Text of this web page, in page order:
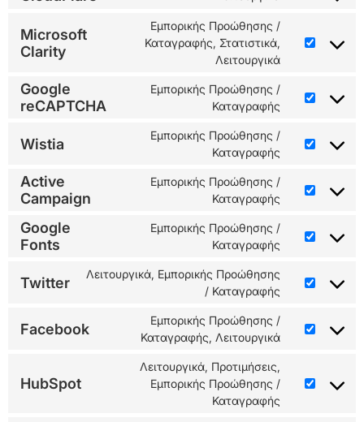
Microsoft
Clarity
Εμπορικής Προώθησης /
Καταγραφής, Στατιστικά,
Λειτουργικά
Google
reCAPTCHA
Εμπορικής Προώθησης /
Καταγραφής
Wistia
Εμπορικής Προώθησης /
Καταγραφής
Active
Campaign
Εμπορικής Προώθησης /
Καταγραφής
Google
Fonts
Εμπορικής Προώθησης /
Καταγραφής
Twitter
Λειτουργικά, Εμπορικής Προώθησης
/ Καταγραφής
Facebook
Εμπορικής Προώθησης /
Καταγραφής, Λειτουργικά
HubSpot
Λειτουργικά, Προτιμήσεις,
Εμπορικής Προώθησης /
Καταγραφής